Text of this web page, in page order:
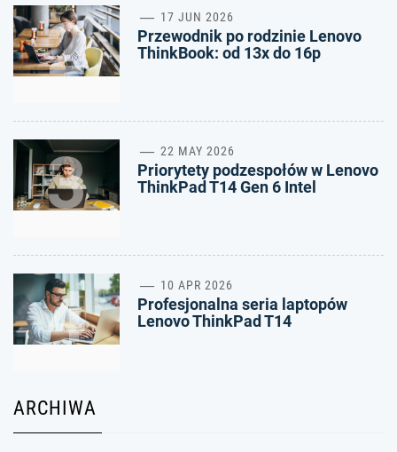
2 17 JUN 2026
Przewodnik po rodzinie Lenovo
ThinkBook: od 13x do 16p
3 22 MAY 2026
Priorytety podzespołów w Lenovo
ThinkPad T14 Gen 6 Intel
4 10 APR 2026
Profesjonalna seria laptopów
Lenovo ThinkPad T14
ARCHIWA